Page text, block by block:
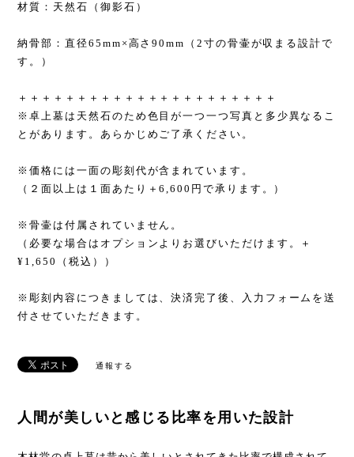
材質：天然石（御影石）
納骨部：直径65mm×高さ90mm（2寸の骨壷が収まる設計で
す。）
＋＋＋＋＋＋＋＋＋＋＋＋＋＋＋＋＋＋＋＋＋＋
※卓上墓は天然石のため色目が一つ一つ写真と多少異なるこ
とがあります。あらかじめご了承ください。
※価格には一面の彫刻代が含まれています。
（２面以上は１面あたり＋6,600円で承ります。）
※骨壷は付属されていません。
（必要な場合はオプションよりお選びいただけます。＋
¥1,650（税込））
※彫刻内容につきましては、決済完了後、入力フォームを送
付させていただきます。
通報する
人間が美しいと感じる比率を用いた設計